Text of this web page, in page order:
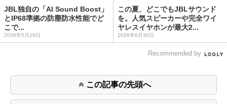
JBL独自の「AI Sound Boost」
とIP68準拠の防塵防水性能でど
こで...
2026年5月28日
この夏、どこでもJBLサウンド
を。人気スピーカーや完全ワイ
ヤレスイヤホンが最大2...
2026年6月30日
Recommended by
この記事の先頭へ